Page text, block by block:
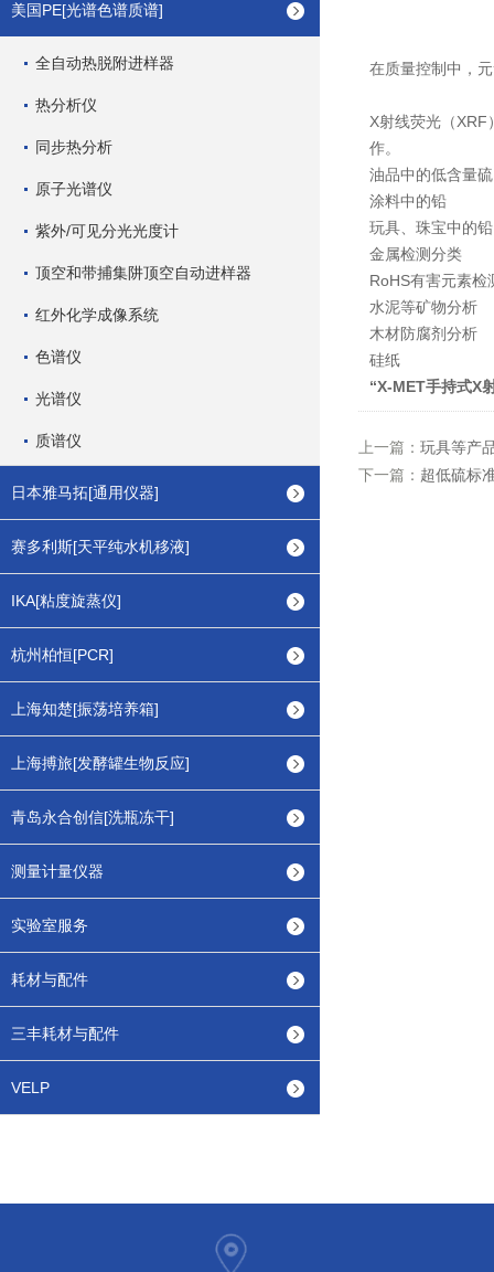
美国PE[光谱色谱质谱]
全自动热脱附进样器
热分析仪
同步热分析
原子光谱仪
紫外/可见分光光度计
顶空和带捕集阱顶空自动进样器
红外化学成像系统
色谱仪
光谱仪
质谱仪
日本雅马拓[通用仪器]
赛多利斯[天平纯水机移液]
IKA[粘度旋蒸仪]
杭州柏恒[PCR]
上海知楚[振荡培养箱]
上海搏旅[发酵罐生物反应]
青岛永合创信[洗瓶冻干]
测量计量仪器
实验室服务
耗材与配件
三丰耗材与配件
VELP
在质量控制中，
X射线荧光（
作。
油品中的低含量硫
涂料中的铅
玩具、珠宝中的铅
金属检测分类
RoHS有害元素检
水泥等矿物分析
木材防腐剂分析
硅纸
“X-MET手持式X
上一篇： 玩具等产
下一篇： 超低硫标